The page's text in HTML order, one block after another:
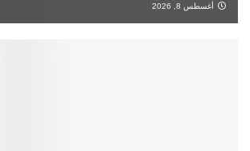
أغسطس 8, 2026